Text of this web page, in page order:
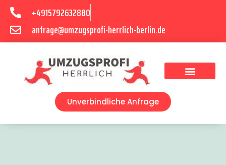
+4915792632880
anfrage@umzugsprofi-herrlich-berlin.de
Unverbindliche Anfrage